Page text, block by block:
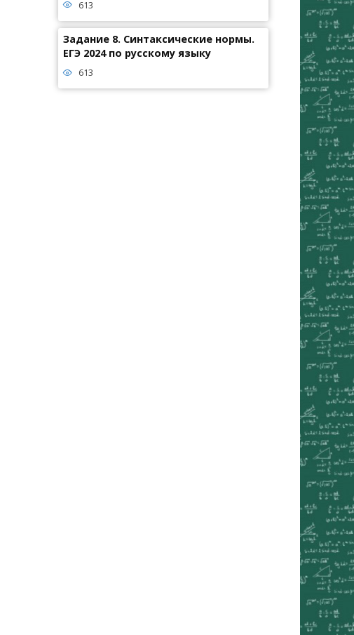
613
Задание 8. Синтаксические нормы.
ЕГЭ 2024 по русскому языку
613